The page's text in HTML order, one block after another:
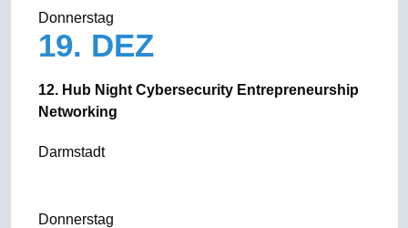
Donnerstag
19. DEZ
12. Hub Night Cybersecurity Entrepreneurship
Networking
Darmstadt
Donnerstag